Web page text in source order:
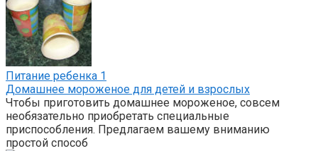
Питание ребенка 1
Домашнее мороженое для детей и взрослых
Чтобы приготовить домашнее мороженое, совсем
необязательно приобретать специальные
приспособления. Предлагаем вашему вниманию
простой способ